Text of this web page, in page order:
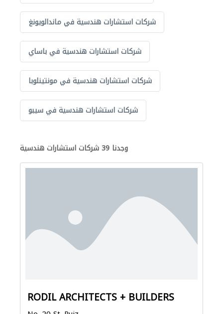
شركات استشارات هندسية في ماندالويونغ
شركات استشارات هندسية في باساي
شركات استشارات هندسية في مونتينلوبا
شركات استشارات هندسية في سيبو
وجدنا 39 شركات استشارات هندسية
RODIL ARCHITECTS + BUILDERS